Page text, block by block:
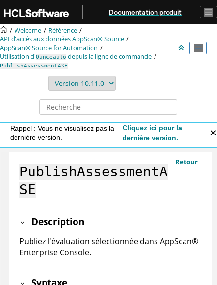
Aller au contenu principal
Documentation produit
Welcome
Référence
API d'accès aux donnéesAppScan® Source
AppScan® Source for Automation
Utilisation d'Ounceauto depuis la ligne de commande
PublishAssessmentASE
Rappel : Vous ne visualisez pas la
dernière version.
Cliquez ici pour la
dernière version.
Retour
PublishAssessmentA
SE
Description
Publiez l'évaluation sélectionnée dans AppScan®
Enterprise Console.
Syntaxe